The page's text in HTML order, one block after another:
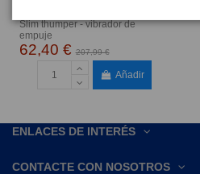
Slim thumper - vibrador de
empuje
62,40 €207,99 €
Añadir
ENLACES DE INTERÉS
CONTACTE CON NOSOTROS